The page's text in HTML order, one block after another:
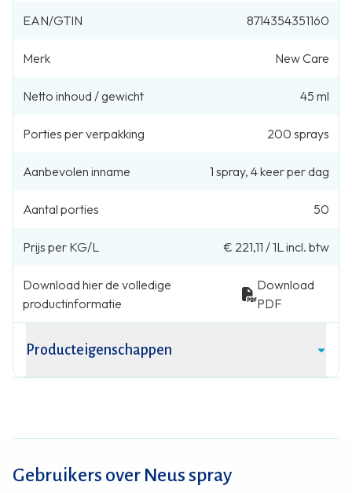
EAN/GTIN 8714354351160
Merk New Care
Netto inhoud / gewicht 45 ml
Porties per verpakking 200 sprays
Aanbevolen inname 1 spray, 4 keer per dag
Aantal porties 50
Prijs per KG/L € 221,11 /1L incl. btw
Download hier de volledige
productinformatie
Download
PDF
Producteigenschappen
Gebruikers over Neus spray